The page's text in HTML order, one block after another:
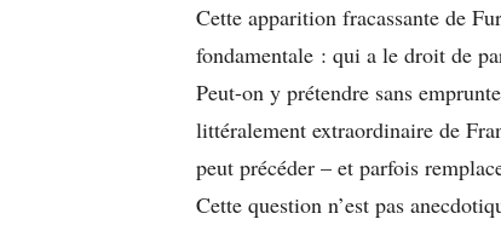
Cette apparition fracassante de
fondamentale : qui a le droit de
Peut-on y prétendre sans
littéralement extraordinaire de
peut précéder – et parfois
Cette question n’est pas